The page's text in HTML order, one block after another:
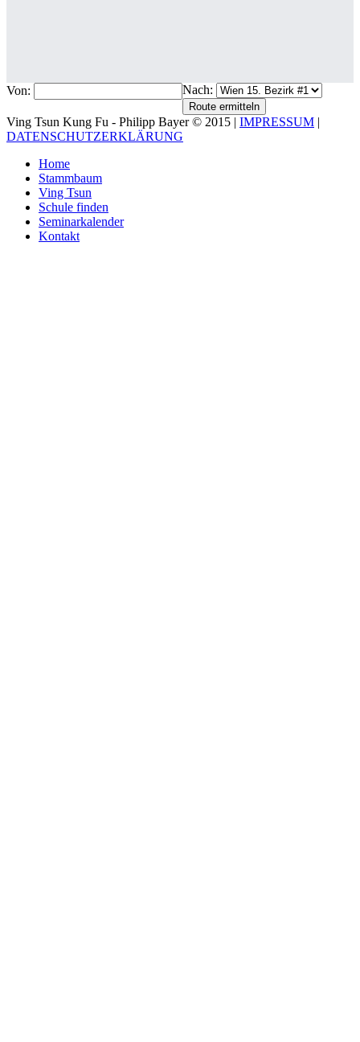
Von: Nach:
Ving Tsun Kung Fu - Philipp Bayer © 2015 | IMPRESSUM |
DATENSCHUTZERKLÄRUNG
Home
Stammbaum
Ving Tsun
Schule finden
Seminarkalender
Kontakt